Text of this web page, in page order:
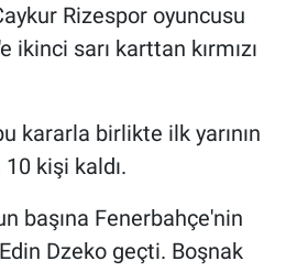
Rizespor oyuncusu
ikinci sarı karttan kırmızı
kararla birlikte ilk yarının
kişi kaldı.
başına Fenerbahçe'nin
Dzeko geçti. Boşnak